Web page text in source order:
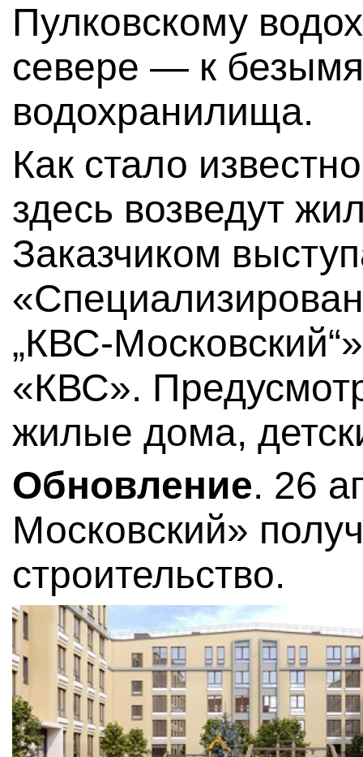
Пулковскому
севере — к
водохранилища.
Как стало
здесь возведут
Заказчиком
„КВС-
«КВС».
жилые дома,
Обновление. 26
Московский»
строительство.